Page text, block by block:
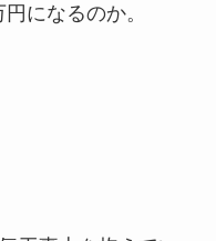
になるのか。